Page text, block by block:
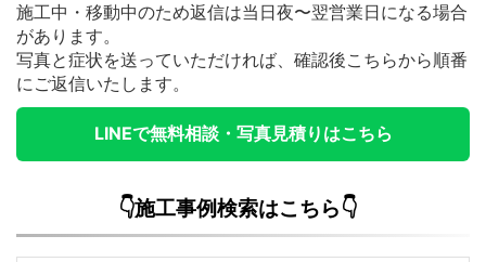
施工中・移動中のため返信は当日夜〜翌営業日になる場合
があります。
写真と症状を送っていただければ、確認後こちらから順番
にご返信いたします。
LINEで無料相談・写真見積りはこちら
👇施工事例検索はこちら👇